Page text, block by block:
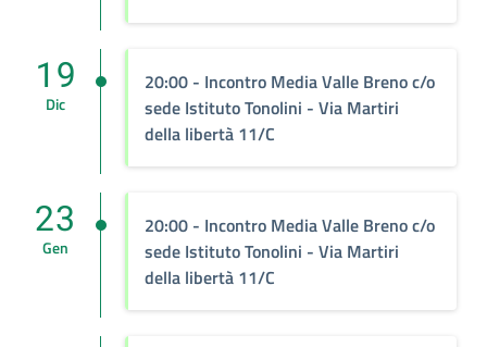
20:00 - Incontro Media Valle Breno c/o
sede Istituto Tonolini - Via Martiri
della libertà 11/C
19
Dic
20:00 - Incontro Media Valle Breno c/o
sede Istituto Tonolini - Via Martiri
della libertà 11/C
23
Gen